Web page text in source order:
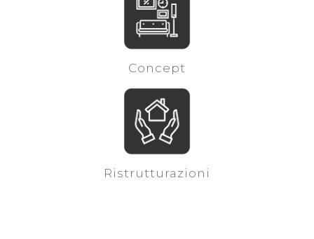
Concept
Ristrutturazioni